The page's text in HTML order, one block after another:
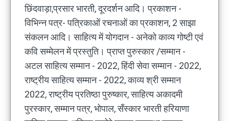
छिंदवाड़ा,प्रसार भारती, दूरदर्शन आदि। प्रकाशन -
विभिन्न पत्र- पत्रिकाओं रचनाओं का प्रकाशन, 2 साझा
संकलन आदि। साहित्य में योगदान - अनेको काव्य गोष्टी एवं
कवि सम्मेलन में प्रस्तुति। प्राप्त पुरुस्कार /सम्मान -
अटल साहित्य सम्मान - 2022, हिंदी सेवा सम्मान - 2022,
राष्ट्रीय साहित्य सम्मान - 2022, काव्य श्री सम्मान
2022, राष्ट्रीय प्रतिष्ठा पुरुष्कार, साहित्य अकादमी
पुरस्कार, सम्मान पत्र, भोपाल, सँस्कार भारती हरियाणा